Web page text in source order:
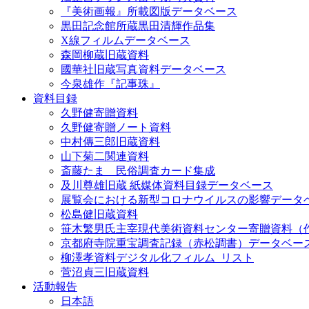
『美術画報』所載図版データベース
黒田記念館所蔵黒田清輝作品集
X線フィルムデータベース
森岡柳蔵旧蔵資料
國華社旧蔵写真資料データベース
今泉雄作『記事珠』
資料目録
久野健寄贈資料
久野健寄贈ノート資料
中村傳三郎旧蔵資料
山下菊二関連資料
斎藤たま 民俗調査カード集成
及川尊雄旧蔵 紙媒体資料目録データベース
展覧会における新型コロナウイルスの影響データ
松島健旧蔵資料
笹木繁男氏主宰現代美術資料センター寄贈資料（
京都府寺院重宝調査記録（赤松調書）データベー
柳澤孝資料デジタル化フィルム_リスト
菅沼貞三旧蔵資料
活動報告
日本語